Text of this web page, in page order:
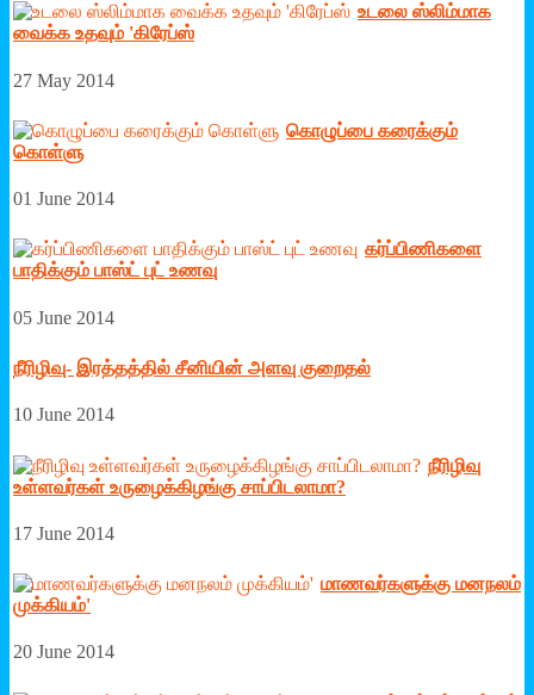
உடலை ஸ்லிம்மாக
வைக்க உதவும் 'கிரேப்ஸ்
27 May 2014
கொழுப்பை கரைக்கும்
கொள்ளு
01 June 2014
கர்ப்பிணிகளை
பாதிக்கும் பாஸ்ட் புட் உணவு
05 June 2014
நீரிழிவு- இரத்தத்தில் சீனியின் அளவு குறைதல்
10 June 2014
நீரிழிவு
உள்ளவர்கள் உருழைக்கிழங்கு சாப்பிடலாமா?
17 June 2014
மாணவர்களுக்கு மனநலம்
முக்கியம்'
20 June 2014